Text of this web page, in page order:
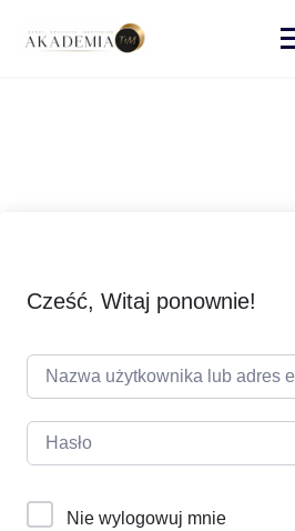
Cześć, Witaj ponownie!
Nie wylogowuj mnie